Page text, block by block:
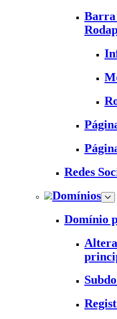
Barra
Redes
Domínios
Domínio